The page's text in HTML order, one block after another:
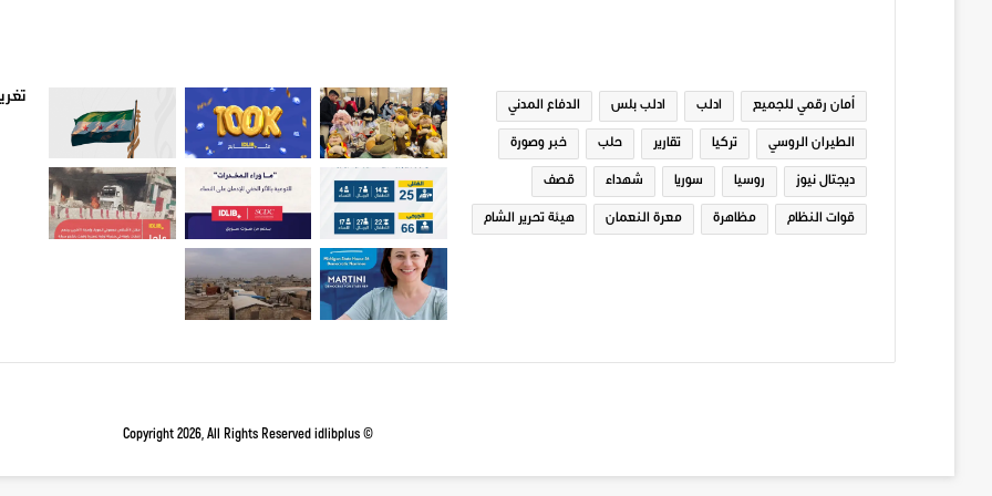
أمان رقمي للجميع ادلب ادلب بلس الدفاع المدني
الطيران الروسي تركيا تقارير حلب خبر وصورة
ديجتال نيوز روسيا سوريا شهداء قصف
قوات النظام مظاهرة معرة النعمان هيئة تحرير الشام
© Copyright 2026, All Rights Reserved
idlibplus